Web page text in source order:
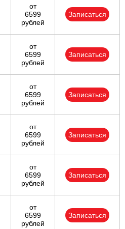
от
6599
рублей
Записаться
от
6599
рублей
Записаться
от
6599
рублей
Записаться
от
6599
рублей
Записаться
от
6599
рублей
Записаться
от
6599
рублей
Записаться